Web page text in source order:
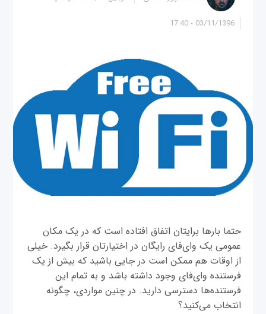
03/11/1396 - 17:40
حتما بارها برایتان اتفاق افتاده است که در یک مکان
عمومی یک وای‌فای رایگان در اختیارتان قرار بگیرد. خیلی
از اوقات هم ممکن است در جایی باشید که بیش از یک
فرستنده وای‌فای وجود داشته باشد و به تمام این
فرستنده‌ها دسترسی دارید. در چنین مواردی، چگونه
انتخاب می‌کنید؟